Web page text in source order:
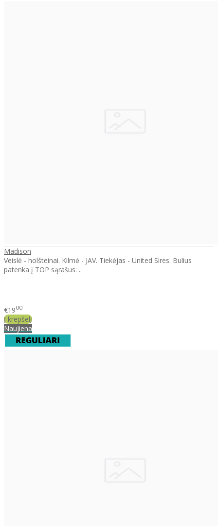
Madison
Veislė - holšteinai. Kilmė - JAV. Tiekėjas - United Sires. Bulius
patenka į TOP sąrašus: ..
€1900
Į krepšelį
Naujiena